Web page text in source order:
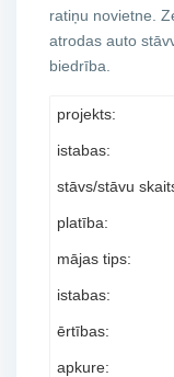
ratiņu novietne.
atrodas auto
biedrība.
projekts:
istabas:
stāvs/stāvu
platība:
mājas tips:
istabas:
ērtības:
apkure: